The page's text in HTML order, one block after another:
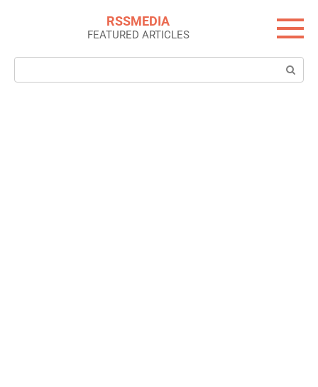
RSSMEDIA
FEATURED ARTICLES
Search: